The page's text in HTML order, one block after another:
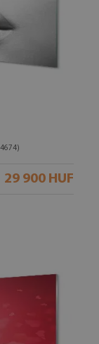
29 900 HUF